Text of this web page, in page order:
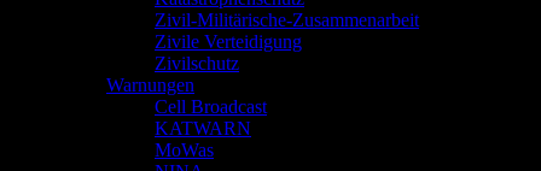
Zivil-Militärische-Zusammenarbeit
Zivile Verteidigung
Zivilschutz
Warnungen
Cell Broadcast
KATWARN
MoWas